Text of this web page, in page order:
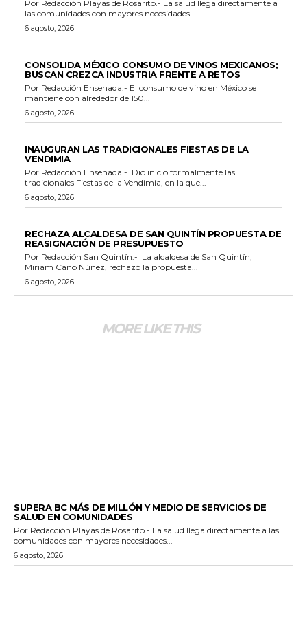
Por Redacción Playas de Rosarito.- La salud llega directamente a
las comunidades con mayores necesidades...
6 agosto, 2026
CONSOLIDA MÉXICO CONSUMO DE VINOS MEXICANOS;
BUSCAN CREZCA INDUSTRIA FRENTE A RETOS
Por Redacción Ensenada.- El consumo de vino en México se
mantiene con alrededor de 150...
6 agosto, 2026
INAUGURAN LAS TRADICIONALES FIESTAS DE LA
VENDIMIA
Por Redacción Ensenada.- Dio inicio formalmente las
tradicionales Fiestas de la Vendimia, en la que...
6 agosto, 2026
RECHAZA ALCALDESA DE SAN QUINTÍN PROPUESTA DE
REASIGNACIÓN DE PRESUPUESTO
Por Redacción San Quintín.- La alcaldesa de San Quintín,
Miriam Cano Núñez, rechazó la propuesta...
6 agosto, 2026
MORE LIKE THIS
SUPERA BC MÁS DE MILLÓN Y MEDIO DE SERVICIOS DE
SALUD EN COMUNIDADES
Por Redacción Playas de Rosarito.- La salud llega directamente a las
comunidades con mayores necesidades...
6 agosto, 2026